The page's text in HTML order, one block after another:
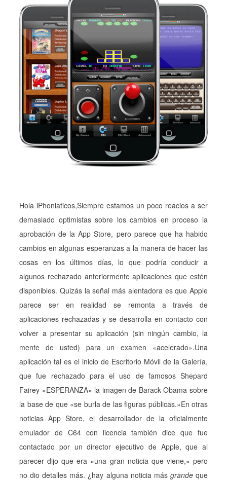
Hola iPhoniaticos,Siempre estamos un poco reacios a ser
demasiado optimistas sobre los cambios en proceso la
aprobación de la App Store, pero parece que ha habido
cambios en algunas esperanzas a la manera de hacer las
cosas en los últimos días, lo que podría conducir a
algunos rechazado anteriormente aplicaciones que estén
disponibles. Quizás la señal más alentadora es que Apple
parece ser en realidad se remonta a través de
aplicaciones rechazadas y se desarrolla en contacto con
volver a presentar su aplicación (sin ningún cambio, la
mente de usted) para un examen «acelerado».Una
aplicación tal es el inicio de Escritorio Móvil de la Galería,
que fue rechazado para el uso de famosos Shepard
Fairey «ESPERANZA» la imagen de Barack Obama sobre
la base de que «se burla de las figuras públicas.»En otras
noticias App Store, el desarrollador de la oficialmente
emulador de C64 con licencia también dice que fue
contactado por un director ejecutivo de Apple, que al
parecer dijo que era «una gran noticia que viene,» pero
no dio detalles más. ¿hay alguna noticia más grandeque